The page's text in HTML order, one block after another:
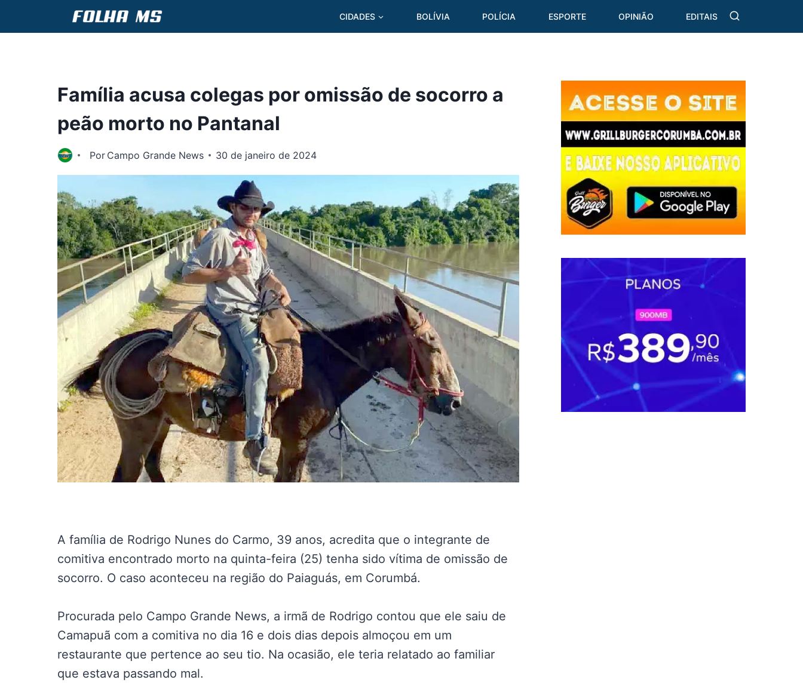
CIDADES BOLÍVIA POLÍCIA ESPORTE OPINIÃO EDITAIS
Família acusa colegas por omissão de socorro a
peão morto no Pantanal
Por Campo Grande News 30 de janeiro de 2024
A família de Rodrigo Nunes do Carmo, 39 anos, acredita que o integrante de
comitiva encontrado morto na quinta-feira (25) tenha sido vítima de omissão de
socorro. O caso aconteceu na região do Paiaguás, em Corumbá.
Procurada pelo Campo Grande News, a irmã de Rodrigo contou que ele saiu de
Camapuã com a comitiva no dia 16 e dois dias depois almoçou em um
restaurante que pertence ao seu tio. Na ocasião, ele teria relatado ao familiar
que estava passando mal.